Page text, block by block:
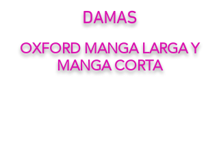
DAMAS
OXFORD MANGA LARGA Y
MANGA CORTA